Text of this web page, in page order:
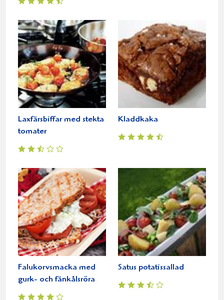
Laxfärsbiffar med stekta
tomater
Kladdkaka
Falukorvsmacka med
gurk- och fänkålsröra
Satus potatissallad